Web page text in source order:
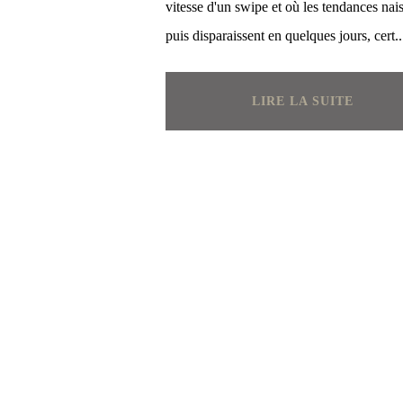
vitesse d'un swipe et où les tendances
puis disparaissent en quelques jours,
LIRE LA SUITE